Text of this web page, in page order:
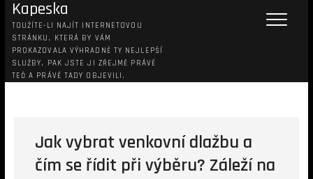
Kapeska
TOUŽÍTE-LI NAJÍT INTERNETOVOU
STRÁNKU, KTERÁ BY VÁM
PROKAZOVALA VÝHRADNĚ TY NEJLEPŠÍ
SLUŽBY, PAK JSTE JI ZŘEJMĚ PRÁVĚ
TEĎ A PRÁVĚ TADY OBJEVILI.
Jak vybrat venkovní dlažbu a
čím se řídit při výběru? Záleží na